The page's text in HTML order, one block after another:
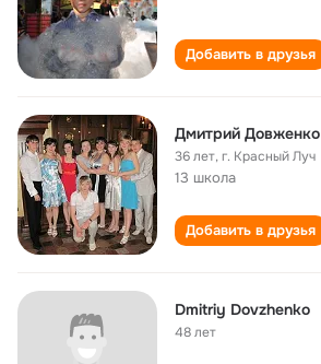
Добавить в друзья
Дмитрий Довженко
36 лет,г. Красный Луч
13 школа
Добавить в друзья
Dmitriy Dovzhenko
48 лет